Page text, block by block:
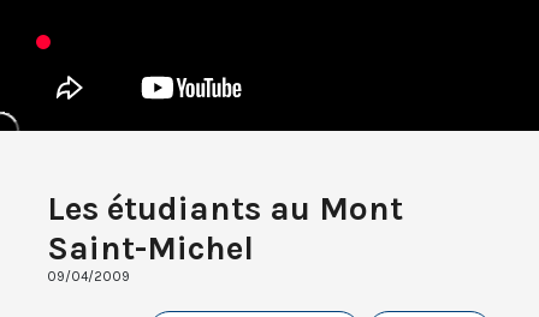
Les étudiants au Mont
Saint-Michel
09/04/2009